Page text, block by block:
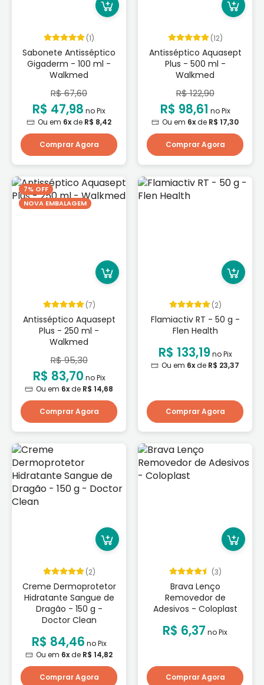
(1)
Sabonete Antisséptico
Gigaderm - 100 ml -
Walkmed
R$ 67,60
R$ 47,98 no Pix
Ou em 6xde R$ 8,42
Comprar Agora
(12)
Antisséptico Aquasept
Plus - 500 ml -
Walkmed
R$ 122,90
R$ 98,61 no Pix
Ou em 6xde R$ 17,30
Comprar Agora
7% OFF
NOVA EMBALAGEM
(7)
Antisséptico Aquasept
Plus - 250 ml -
Walkmed
R$ 95,30
R$ 83,70 no Pix
Ou em 6xde R$ 14,68
Comprar Agora
(2)
Flamiactiv RT - 50 g -
Flen Health
R$ 133,19 no Pix
Ou em 6xde R$ 23,37
Comprar Agora
(2)
Creme Dermoprotetor
Hidratante Sangue de
Dragão - 150 g -
Doctor Clean
R$ 84,46 no Pix
Ou em 6xde R$ 14,82
Comprar Agora
(3)
Brava Lenço
Removedor de
Adesivos - Coloplast
R$ 6,37 no Pix
Comprar Agora